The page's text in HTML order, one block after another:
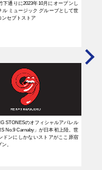
下通りに2023年10月にオープンし
ル ミュージック グループとして世
ンセプトストア
STONESのオフィシャルアパレル
No.9 Carnaby」が日本初上陸。世
ドンにしかないストアがここ原宿
。